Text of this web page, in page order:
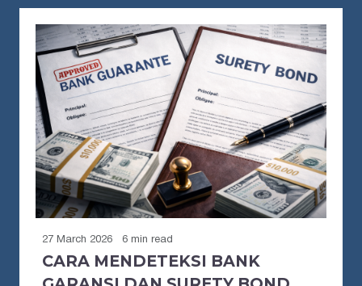
27 March 2026 6 min read
CARA MENDETEKSI BANK